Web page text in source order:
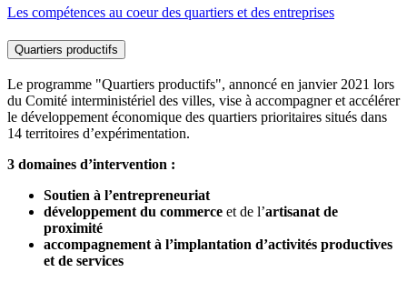
Les compétences au coeur des quartiers et des entreprises
Quartiers productifs
Le programme "Quartiers productifs", annoncé en janvier 2021 lors
du Comité interministériel des villes, vise à accompagner et accélérer
le développement économique des quartiers prioritaires situés dans
14 territoires d’expérimentation.
3 domaines d’intervention :
Soutien à l’entrepreneuriat
développement du commerce et de l’artisanat de
proximité
accompagnement à l’implantation d’activités productives
et de services